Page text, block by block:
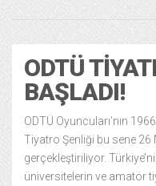
ODTÜ
BAŞLADI!
ODTÜ Oyuncuları’nın
Tiyatro Şenliği bu sene 26
gerçekleştiriliyor.
üniversitelerin ve amatör